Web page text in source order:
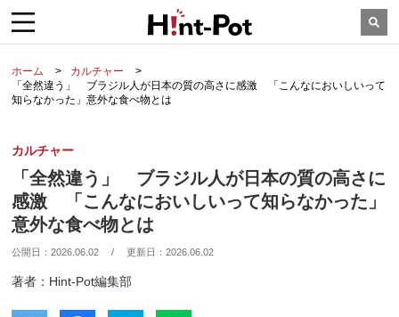
ホーム
カルチャー
「全然違う」 ブラジル人が日本の質の高さに感激 「こんなにおいしいって
知らなかった」意外な食べ物とは
カルチャー
「全然違う」 ブラジル人が日本の質の高さに
感激 「こんなにおいしいって知らなかった」
意外な食べ物とは
公開日：2026.06.02 / 更新日：2026.06.02
著者：Hint-Pot編集部